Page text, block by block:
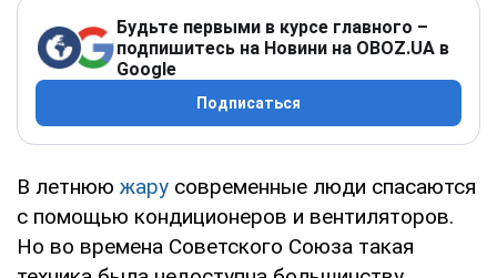
Будьте первыми в курсе главного –
подпишитесь на Новини на OBOZ.UA в
Google
Подписаться
В летнюю жару современные люди спасаются
с помощью кондиционеров и вентиляторов.
Но во времена Советского Союза такая